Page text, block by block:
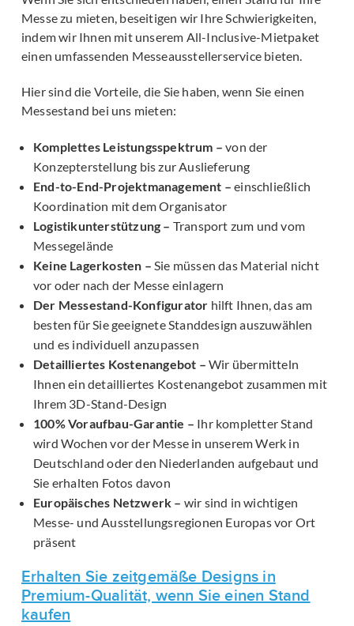
Messe zu mieten, beseitigen wir Ihre Schwierigkeiten,
indem wir Ihnen mit unserem All-Inclusive-Mietpaket
einen umfassenden Messeausstellerservice bieten.
Hier sind die Vorteile, die Sie haben, wenn Sie einen
Messestand bei uns mieten:
Komplettes Leistungsspektrum – von der
Konzepterstellung bis zur Auslieferung
End-to-End-Projektmanagement – einschließlich
Koordination mit dem Organisator
Logistikunterstützung – Transport zum und vom
Messegelände
Keine Lagerkosten – Sie müssen das Material nicht
vor oder nach der Messe einlagern
Der Messestand-Konfigurator hilft Ihnen, das am
besten für Sie geeignete Standdesign auszuwählen
und es individuell anzupassen
Detailliertes Kostenangebot – Wir übermitteln
Ihnen ein detailliertes Kostenangebot zusammen mit
Ihrem 3D-Stand-Design
100% Voraufbau-Garantie – Ihr kompletter Stand
wird Wochen vor der Messe in unserem Werk in
Deutschland oder den Niederlanden aufgebaut und
Sie erhalten Fotos davon
Europäisches Netzwerk – wir sind in wichtigen
Messe- und Ausstellungsregionen Europas vor Ort
präsent
Erhalten Sie zeitgemäße Designs in
Premium-Qualität, wenn Sie einen Stand
kaufen